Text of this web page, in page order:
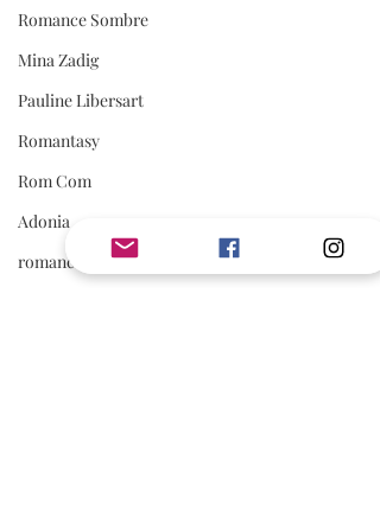
Romance Sombre
Mina Zadig
Pauline Libersart
Romantasy
Rom Com
Adonia
romance sportive